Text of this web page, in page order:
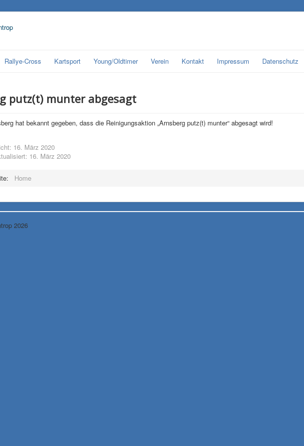
Rallye-Cross Kartsport Young/Oldtimer Verein Kontakt Impressum Datenschutz
putz(t) munter abgesagt
hat bekannt gegeben, dass die Reinigungsaktion „Arnsberg putz(t) munter“ abgesagt wird!
16. März 2020
16. März 2020
Home
2026